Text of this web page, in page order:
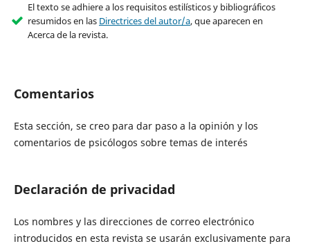
El texto se adhiere a los requisitos estilísticos y bibliográficos
resumidos en las Directrices del autor/a, que aparecen en
Acerca de la revista.
Comentarios
Esta sección, se creo para dar paso a la opinión y los
comentarios de psicólogos sobre temas de interés
Declaración de privacidad
Los nombres y las direcciones de correo electrónico
introducidos en esta revista se usarán exclusivamente para